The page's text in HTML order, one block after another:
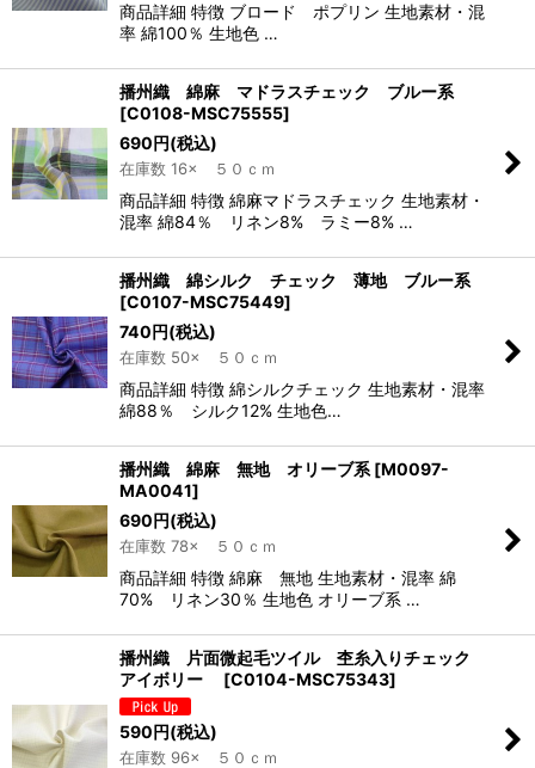
商品詳細 特徴 ブロード ポプリン 生地素材・混
率 綿100％ 生地色 …
播州織 綿麻 マドラスチェック ブルー系
[C0108-MSC75555]
690円(税込)
在庫数 16× ５０ｃｍ
商品詳細 特徴 綿麻マドラスチェック 生地素材・
混率 綿84％ リネン8% ラミー8% …
播州織 綿シルク チェック 薄地 ブルー系
[C0107-MSC75449]
740円(税込)
在庫数 50× ５０ｃｍ
商品詳細 特徴 綿シルクチェック 生地素材・混率
綿88％ シルク12% 生地色…
播州織 綿麻 無地 オリーブ系 [M0097-
MA0041]
690円(税込)
在庫数 78× ５０ｃｍ
商品詳細 特徴 綿麻 無地 生地素材・混率 綿
70% リネン30％ 生地色 オリーブ系 …
播州織 片面微起毛ツイル 杢糸入りチェック
アイボリー
[C0104-MSC75343]
590円(税込)
在庫数 96× ５０ｃｍ